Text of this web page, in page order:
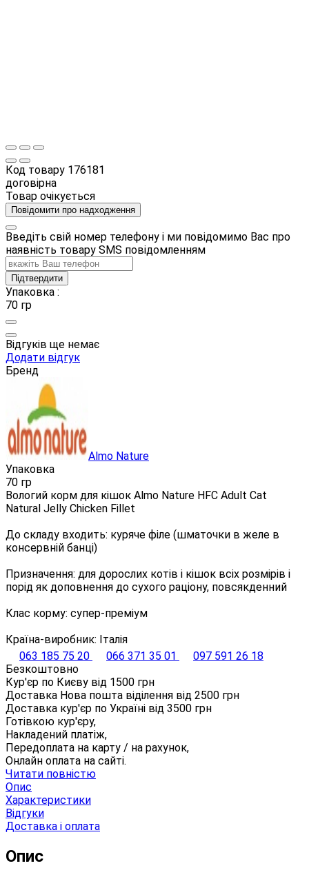
Код товару 176181
договірна
Товар очікується
Повідомити про надходження
Введіть свій номер телефону і ми повідомимо Вас про
наявність товару SMS повідомленням
Підтвердити
Упаковка :
70 гр
Відгуків ще немає
Додати відгук
Бренд
Almo Nature
Упаковка
70 гр
Вологий корм для кішок Almo Nature HFC Adult Cat
Natural Jelly Chicken Fillet
До складу входить: куряче філе (шматочки в желе в
консервній банці)
Призначення: для дорослих котів і кішок всіх розмірів і
порід як доповнення до сухого раціону, повсякденний
Клас корму: супер-преміум
Країна-виробник: Італія
063 185 75 20
066 371 35 01
097 591 26 18
Безкоштовно
Кур'єр по Києву від 1500 грн
Доставка Нова пошта віділення від 2500 грн
Доставка кур'єр по Україні від 3500 грн
Готівкою кур'єру,
Накладений платіж,
Передоплата на карту / на рахунок,
Онлайн оплата на сайті.
Читати повністю
Опис
Характеристики
Відгуки
Доставка і оплата
Опис